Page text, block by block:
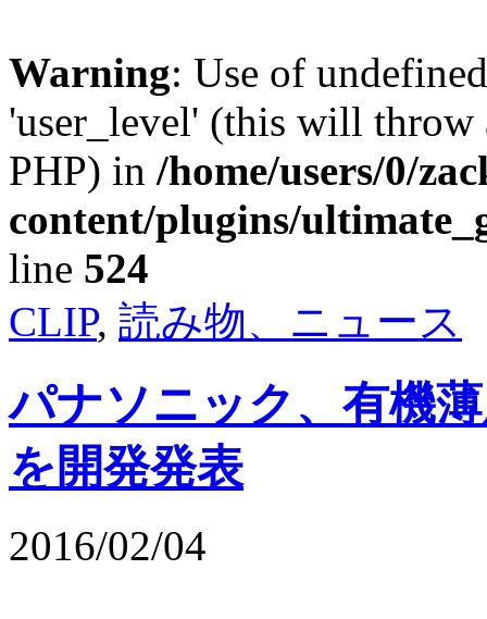
Warning: Use of
'user_level' (this will
PHP) in /home/users/0/
content/plugins/
line 524
CLIP, 読み物、ニュース
パナソニック、有機
を開発発表
2016/02/04